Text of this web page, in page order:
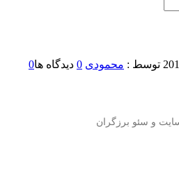
توسط : محمودی 0 دیدگاه ها0